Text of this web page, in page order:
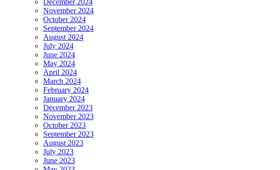
December 2024
November 2024
October 2024
September 2024
August 2024
July 2024
June 2024
May 2024
April 2024
March 2024
February 2024
January 2024
December 2023
November 2023
October 2023
September 2023
August 2023
July 2023
June 2023